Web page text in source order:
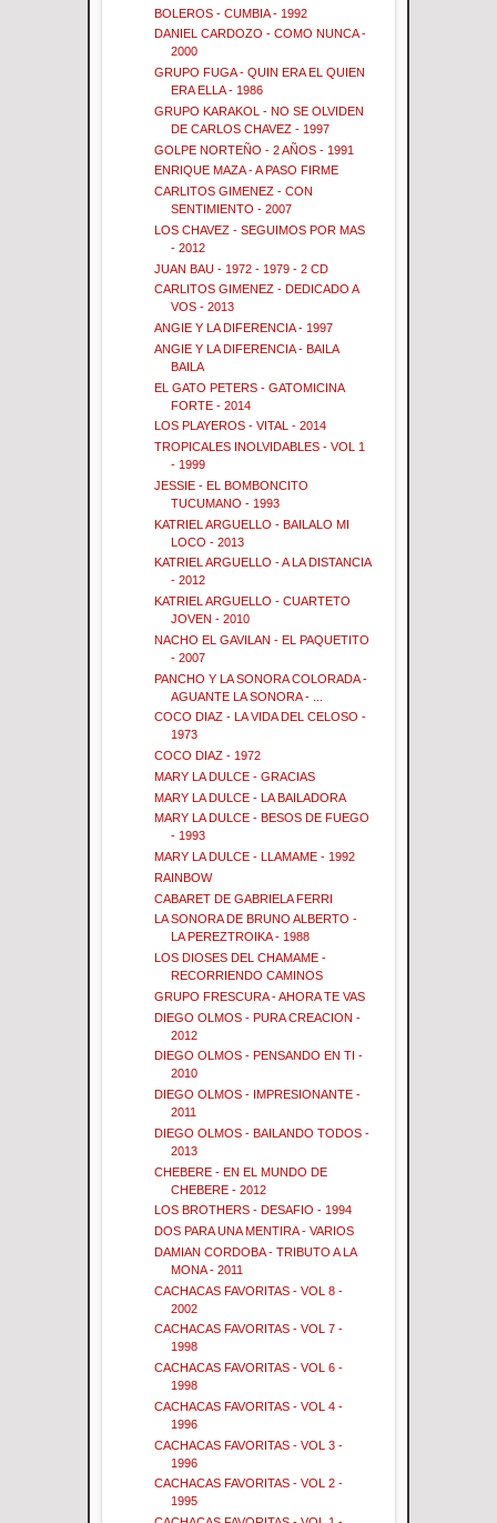
BOLEROS - CUMBIA - 1992
DANIEL CARDOZO - COMO NUNCA -
2000
GRUPO FUGA - QUIN ERA EL QUIEN
ERA ELLA - 1986
GRUPO KARAKOL - NO SE OLVIDEN
DE CARLOS CHAVEZ - 1997
GOLPE NORTEÑO - 2 AÑOS - 1991
ENRIQUE MAZA - A PASO FIRME
CARLITOS GIMENEZ - CON
SENTIMIENTO - 2007
LOS CHAVEZ - SEGUIMOS POR MAS
- 2012
JUAN BAU - 1972 - 1979 - 2 CD
CARLITOS GIMENEZ - DEDICADO A
VOS - 2013
ANGIE Y LA DIFERENCIA - 1997
ANGIE Y LA DIFERENCIA - BAILA
BAILA
EL GATO PETERS - GATOMICINA
FORTE - 2014
LOS PLAYEROS - VITAL - 2014
TROPICALES INOLVIDABLES - VOL 1
- 1999
JESSIE - EL BOMBONCITO
TUCUMANO - 1993
KATRIEL ARGUELLO - BAILALO MI
LOCO - 2013
KATRIEL ARGUELLO - A LA DISTANCIA
- 2012
KATRIEL ARGUELLO - CUARTETO
JOVEN - 2010
NACHO EL GAVILAN - EL PAQUETITO
- 2007
PANCHO Y LA SONORA COLORADA -
AGUANTE LA SONORA - ...
COCO DIAZ - LA VIDA DEL CELOSO -
1973
COCO DIAZ - 1972
MARY LA DULCE - GRACIAS
MARY LA DULCE - LA BAILADORA
MARY LA DULCE - BESOS DE FUEGO
- 1993
MARY LA DULCE - LLAMAME - 1992
RAINBOW
CABARET DE GABRIELA FERRI
LA SONORA DE BRUNO ALBERTO -
LA PEREZTROIKA - 1988
LOS DIOSES DEL CHAMAME -
RECORRIENDO CAMINOS
GRUPO FRESCURA - AHORA TE VAS
DIEGO OLMOS - PURA CREACION -
2012
DIEGO OLMOS - PENSANDO EN TI -
2010
DIEGO OLMOS - IMPRESIONANTE -
2011
DIEGO OLMOS - BAILANDO TODOS -
2013
CHEBERE - EN EL MUNDO DE
CHEBERE - 2012
LOS BROTHERS - DESAFIO - 1994
DOS PARA UNA MENTIRA - VARIOS
DAMIAN CORDOBA - TRIBUTO A LA
MONA - 2011
CACHACAS FAVORITAS - VOL 8 -
2002
CACHACAS FAVORITAS - VOL 7 -
1998
CACHACAS FAVORITAS - VOL 6 -
1998
CACHACAS FAVORITAS - VOL 4 -
1996
CACHACAS FAVORITAS - VOL 3 -
1996
CACHACAS FAVORITAS - VOL 2 -
1995